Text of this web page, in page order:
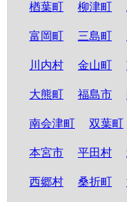
楢葉町 柳津町
富岡町 三島町
川内村 金山町
大熊町 福島市
南会津町 双葉町
本宮市 平田村
西郷村 桑折町